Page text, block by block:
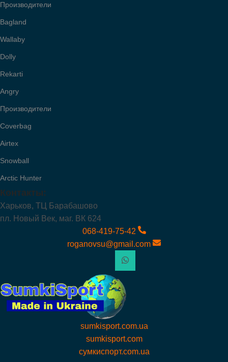
Производители
Bagland
Wallaby
Dolly
Rekarti
Angry
Производители
Coverbag
Airtex
Snowball
Arctic Hunter
Контакты:
Харьков, ТЦ Барабашово
пл. Новый Век, маг. ВК 624
068-419-75-42
roganovsu@gmail.com
sumkisport.com.ua
sumkisport.com
сумкиспорт.com.ua